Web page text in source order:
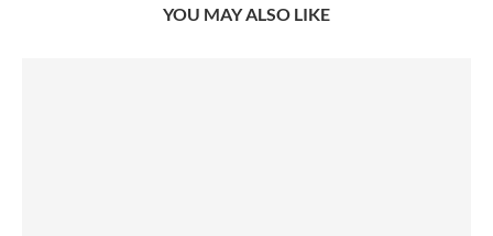
YOU MAY ALSO LIKE